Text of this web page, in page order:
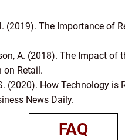
(2019). The Importance of
A. (2018). The Impact of
on Retail.
(2020). How Technology is
News Daily.
FAQ